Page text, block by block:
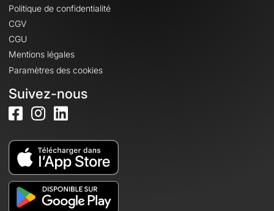
Politique de confidentialité
CGV
CGU
Mentions légales
Paramètres des cookies
Suivez-nous